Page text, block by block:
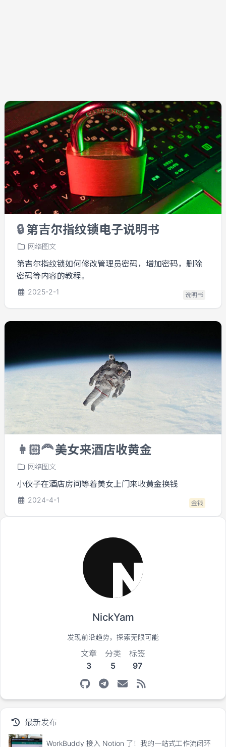
🔒第吉尔指纹锁电子说明书
网络图文
第吉尔指纹锁如何修改管理员密码，增加密码，删除
密码等内容的教程。
2025-2-1 说明书
👩🏻‍🦰美女来酒店收黄金
网络图文
小伙子在酒店房间等着美女上门来收黄金换钱
2024-4-1 金钱
NickYam
发现前沿趋势，探索无限可能
文章
3
分类
5
标签
97
最新发布
WorkBuddy 接入 Notion 了！我的一站式工作流闭环